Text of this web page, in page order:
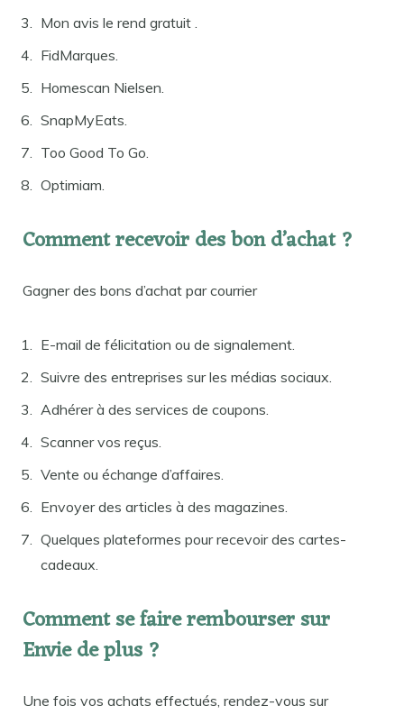
Mon avis le rend gratuit .
FidMarques.
Homescan Nielsen.
SnapMyEats.
Too Good To Go.
Optimiam.
Comment recevoir des bon d’achat ?
Gagner des bons d’achat par courrier
E-mail de félicitation ou de signalement.
Suivre des entreprises sur les médias sociaux.
Adhérer à des services de coupons.
Scanner vos reçus.
Vente ou échange d’affaires.
Envoyer des articles à des magazines.
Quelques plateformes pour recevoir des cartes-
cadeaux.
Comment se faire rembourser sur
Envie de plus ?
Une fois vos achats effectués, rendez-vous sur